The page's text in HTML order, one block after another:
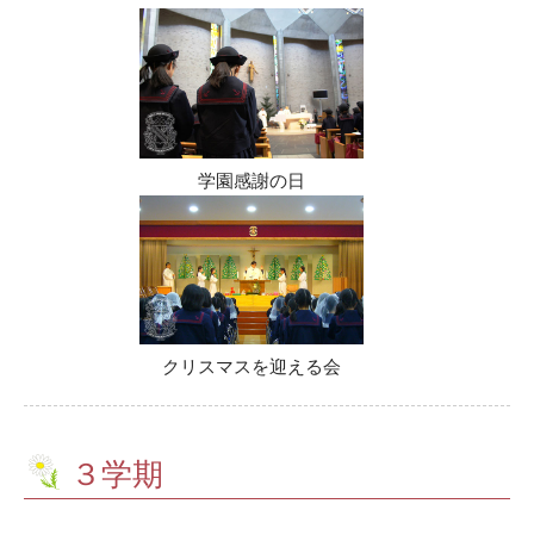
学園感謝の日
クリスマスを迎える会
３学期